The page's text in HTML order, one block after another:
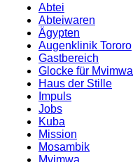
Abtei
Abteiwaren
Ägypten
Augenklinik Tororo
Gastbereich
Glocke für Mvimwa
Haus der Stille
Impuls
Jobs
Kuba
Mission
Mosambik
Mvimwa